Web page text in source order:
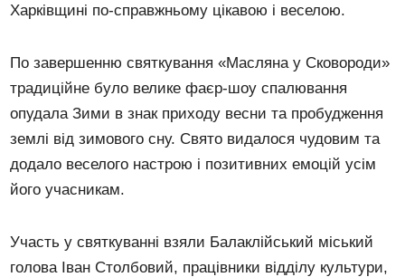
Харківщині по-справжньому цікавою і веселою.
По завершенню святкування «Масляна у Сковороди»
традиційне було велике фаєр-шоу спалювання
опудала Зими в знак приходу весни та пробудження
землі від зимового сну. Свято видалося чудовим та
додало веселого настрою і позитивних емоцій усім
його учасникам.
Участь у святкуванні взяли Балаклійський міський
голова Іван Столбовий, працівники відділу культури,